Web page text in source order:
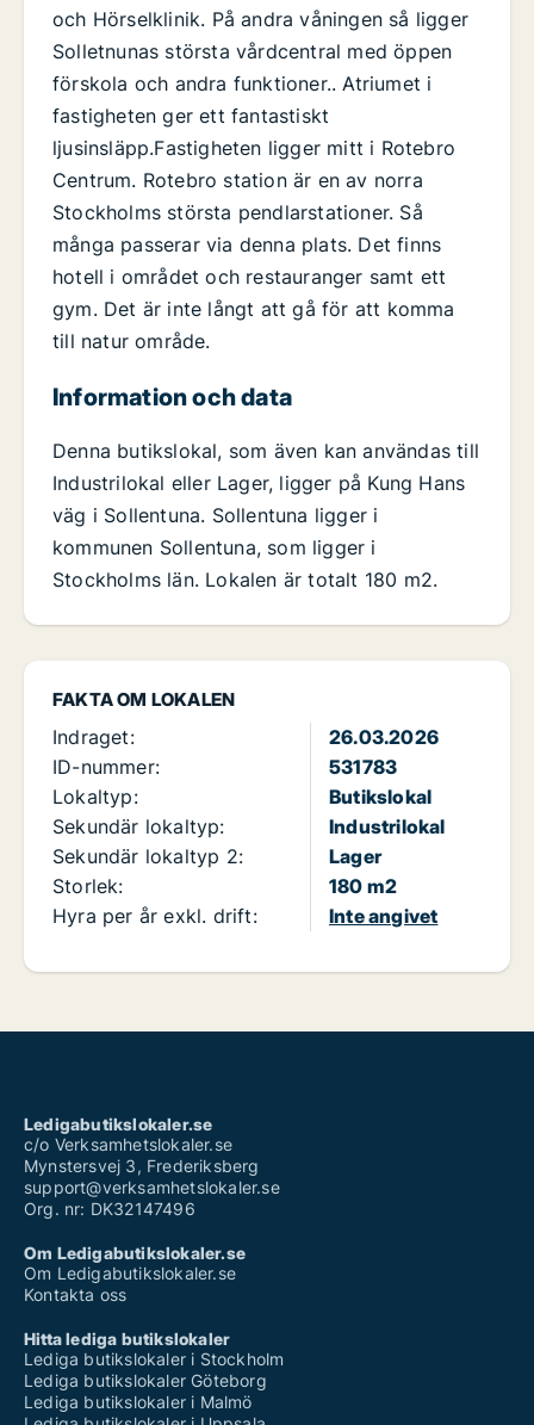
FAKTA OM LOKALEN
Indraget:
26.03.2026
ID-nummer:
531783
Lokaltyp:
Butikslokal
Sekundär lokaltyp:
Industrilokal
Sekundär lokaltyp 2:
Lager
Storlek:
180 m2
Hyra per år exkl. drift:
Inte angivet
och Hörselklinik. På andra våningen så ligger
Solletnunas största vårdcentral med öppen
förskola och andra funktioner.. Atriumet i
fastigheten ger ett fantastiskt
ljusinsläpp.Fastigheten ligger mitt i Rotebro
Centrum. Rotebro station är en av norra
Stockholms största pendlarstationer. Så
många passerar via denna plats. Det finns
hotell i området och restauranger samt ett
gym. Det är inte långt att gå för att komma
till natur område.
Information och data
Denna butikslokal, som även kan användas till
Industrilokal eller Lager, ligger på Kung Hans
väg i Sollentuna. Sollentuna ligger i
kommunen Sollentuna, som ligger i
Stockholms län. Lokalen är totalt 180 m2.
Ledigabutikslokaler.se
c/o Verksamhetslokaler.se
Mynstersvej 3, Frederiksberg
support@verksamhetslokaler.se
Org. nr: DK32147496
Om Ledigabutikslokaler.se
Om Ledigabutikslokaler.se
Kontakta oss
Hitta lediga butikslokaler
Lediga butikslokaler i Stockholm
Lediga butikslokaler Göteborg
Lediga butikslokaler i Malmö